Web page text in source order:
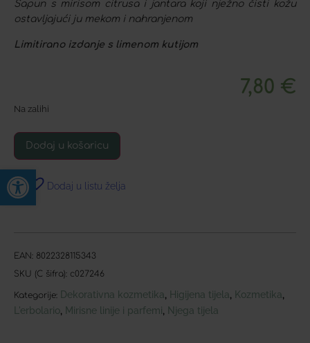
Open toolbar
Sapun s mirisom citrusa i jantara koji nježno čisti kožu
ostavljajući ju mekom i nahranjenom
Limitirano izdanje s limenom kutijom
7,80 €
Na zalihi
Dodaj u košaricu
Dodaj u listu želja
EAN: 8022328115343
SKU (C šifra): c027246
Kategorije: Dekorativna kozmetika Higijena tijela Kozmetika
L'erbolario Mirisne linije i parfemi Njega tijela